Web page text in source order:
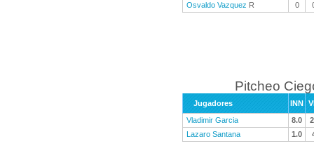
Osvaldo Vazquez R 0
Pitcheo
Jugadores INN
Vladimir Garcia
8.0
Lazaro Santana
1.0